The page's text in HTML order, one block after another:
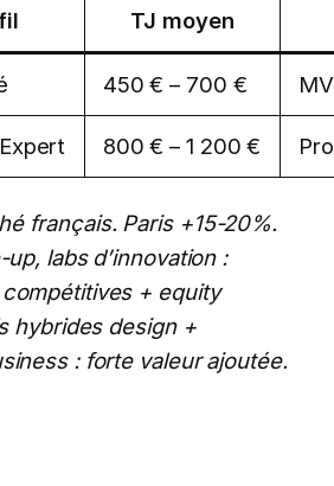
TJ moyen
450 € – 700 €
800 € – 1 200 €
français. Paris +15-20%.
labs d’innovation :
+ equity
hybrides design +
: forte valeur ajoutée.